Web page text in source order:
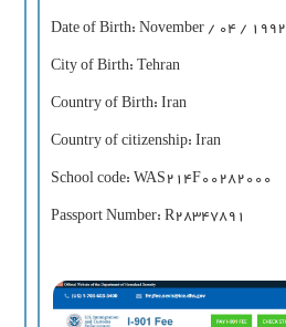
Date of Birth: November / 04 / 1992
City of Birth: Tehran
Country of Birth: Iran
Country of citizenship: Iran
School code: WAS214F00282000
Passport Number: R28347891